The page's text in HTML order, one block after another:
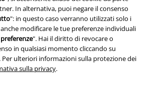
In alternativa, puoi negare il consenso
": in questo caso verranno utilizzati solo i
modificare le tue preferenze individuali
". Hai il diritto di revocare o
in qualsiasi momento cliccando su
Per ulteriori informazioni sulla protezione dei
sulla privacy.
dell’ambiente